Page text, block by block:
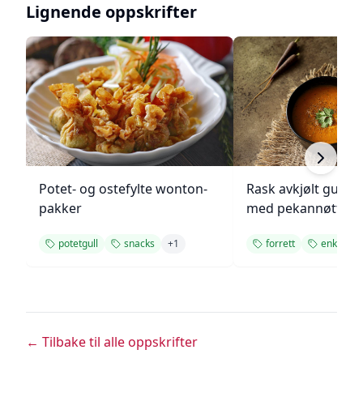
Lignende oppskrifter
Potet- og ostefylte wonton-
pakker
potetgull snacks +1
Rask avkjølt
med pekannøtter
forrett enkel
← Tilbake til alle oppskrifter